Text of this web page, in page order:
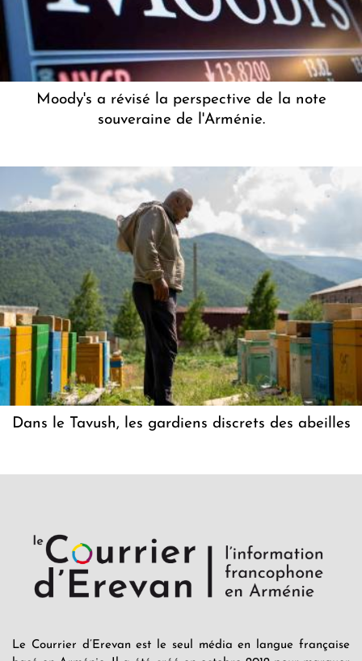
Moody's a révisé la perspective de la note
souveraine de l'Arménie.
Dans le Tavush, les gardiens discrets des abeilles
Le Courrier d’Erevan est le seul média en langue française